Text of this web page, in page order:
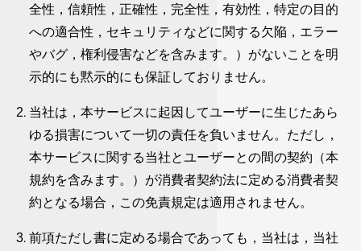
全性，信頼性，正確性，完全性，有効性，特定の目的
への適合性，セキュリティなどに関する欠陥，エラー
やバグ，権利侵害などを含みます。）がないことを明
示的にも黙示的にも保証しておりません。
当社は，本サービスに起因してユーザーに生じたあら
ゆる損害について一切の責任を負いません。ただし，
本サービスに関する当社とユーザーとの間の契約（本
規約を含みます。）が消費者契約法に定める消費者契
約となる場合，この免責規定は適用されません。
前項ただし書に定める場合であっても，当社は，当社